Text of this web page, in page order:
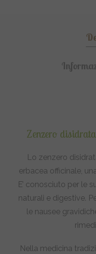
Zenzero
Lo zenzero
erbacea officinale,
E’ conosciuto per le
naturali e digestive.
le nausee
Nella medicina